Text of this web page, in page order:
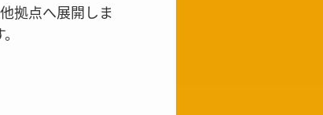
拠点へ展開しま